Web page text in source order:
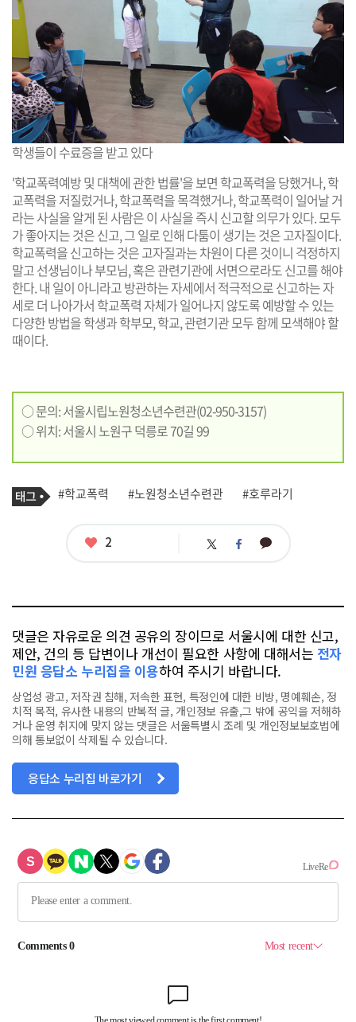
학생들이 수료증을 받고 있다
'학교폭력예방 및 대책에 관한 법률'을 보면 학교폭력을 당했거나, 학
교폭력을 저질렀거나, 학교폭력을 목격했거나, 학교폭력이 일어날 거
라는 사실을 알게 된 사람은 이 사실을 즉시 신고할 의무가 있다. 모두
가 좋아지는 것은 신고, 그 일로 인해 다툼이 생기는 것은 고자질이다.
학교폭력을 신고하는 것은 고자질과는 차원이 다른 것이니 걱정하지
말고 선생님이나 부모님, 혹은 관련기관에 서면으로라도 신고를 해야
한다. 내 일이 아니라고 방관하는 자세에서 적극적으로 신고하는 자
세로 더 나아가서 학교폭력 자체가 일어나지 않도록 예방할 수 있는
다양한 방법을 학생과 학부모, 학교, 관련기관 모두 함께 모색해야 할
때이다.
○ 문의: 서울시립노원청소년수련관(02-950-3157)
○ 위치: 서울시 노원구 덕릉로 70길 99
기
사
태
그
#학교폭력 #노원청소년수련관 #호루라기
좋
2 트 페 카
댓글은 자유로운 의견 공유의 장이므로 서울시에 대한 신고,
제안, 건의 등 답변이나 개선이 필요한 사항에 대해서는 전자
민원 응답소 누리집을 이용하여 주시기 바랍니다.
상업성 광고, 저작권 침해, 저속한 표현, 특정인에 대한 비방, 명예훼손, 정
치적 목적, 유사한 내용의 반복적 글, 개인정보 유출,그 밖에 공익을 저해하
거나 운영 취지에 맞지 않는 댓글은 서울특별시 조례 및 개인정보보호법에
의해 통보없이 삭제될 수 있습니다.
응답소 누리집 바로가기